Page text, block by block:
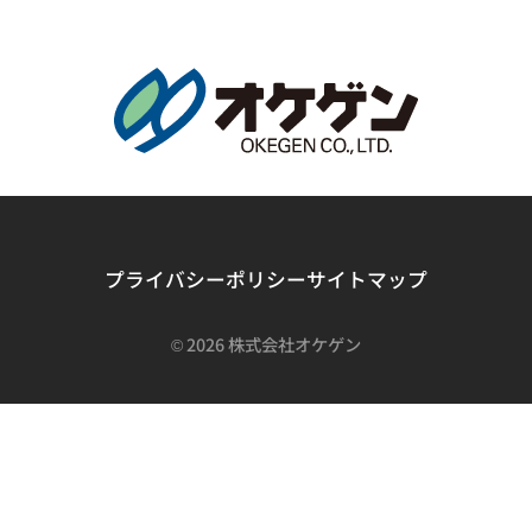
プライバシーポリシーサイトマップ
©2026 株式会社オケゲン